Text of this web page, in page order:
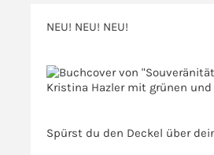
NEU! NEU! NEU!
Spürst du den Deckel über